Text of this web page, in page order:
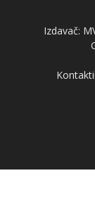
Izdavač: